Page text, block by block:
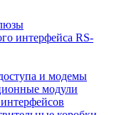
интерфейса RS-
и модемы
модули